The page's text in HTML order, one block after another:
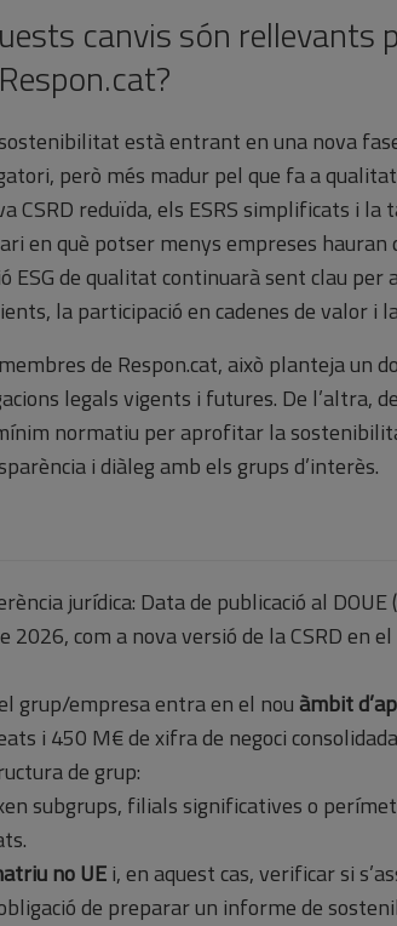
canvis són rellevants
està entrant en una nova
però més madur pel que fa a
CSRD reduïda, els ESRS simplificats i la
en què potser menys empreses
ESG de qualitat continuarà sent clau per
la participació en cadenes de valor i
de Respon.cat, això planteja un
legals vigents i futures. De l’altra,
normatiu per aprofitar la
i diàleg amb els grups d’interès.
jurídica: Data de publicació al
2026, com a nova versió de la CSRD en
grup/empresa entra en el nou àmbit
i 450 M€ de xifra de negoci
de grup:
subgrups, filials significatives o
no UEi, en aquest cas, verificar si
de preparar un informe de